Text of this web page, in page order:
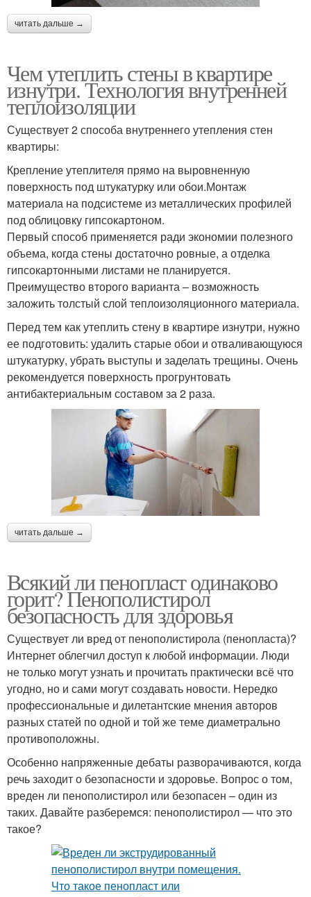
читать дальше →
Чем утеплить стены в квартире
изнутри. Технология внутренней
теплоизоляции
Существует 2 способа внутреннего утепления стен
квартиры:
Крепление утеплителя прямо на выровненную
поверхность под штукатурку или обои.Монтаж
материала на подсистеме из металлических профилей
под облицовку гипсокартоном.
Первый способ применяется ради экономии полезного
объема, когда стены достаточно ровные, а отделка
гипсокартонными листами не планируется.
Преимущество второго варианта – возможность
заложить толстый слой теплоизоляционного материала.
Перед тем как утеплить стену в квартире изнутри, нужно
ее подготовить: удалить старые обои и отваливающуюся
штукатурку, убрать выступы и заделать трещины. Очень
рекомендуется поверхность прогрунтовать
антибактериальным составом за 2 раза.
читать дальше →
Всякий ли пенопласт одинаково
горит? Пенополистирол
безопасность для здоровья
Существует ли вред от пенополистирола (пенопласта)?
Интернет облегчил доступ к любой информации. Люди
не только могут узнать и прочитать практически всё что
угодно, но и сами могут создавать новости. Нередко
профессиональные и дилетантские мнения авторов
разных статей по одной и той же теме диаметрально
противоположны.
Особенно напряженные дебаты разворачиваются, когда
речь заходит о безопасности и здоровье. Вопрос о том,
вреден ли пенополистирол или безопасен – один из
таких. Давайте разберемся: пенополистирол — что это
такое?